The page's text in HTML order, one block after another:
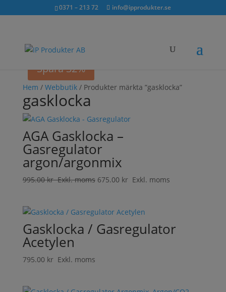
inkl. moms0371 – 213 72 info@ipprodukter.se
Sök...
×
Hem / Webbutik/ Produkter märkta ”gasklocka”
gasklocka
Spara 32%
AGA Gasklocka –
Gasregulator
argon/argonmix
995.00krExkl. moms 675.00 krExkl. moms
Gasklocka / Gasregulator
Acetylen
795.00 krExkl. moms